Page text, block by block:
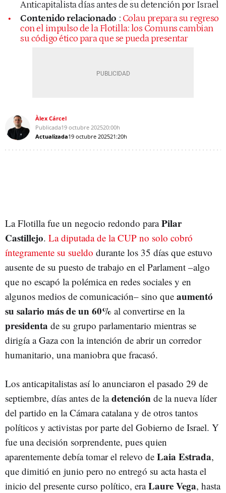
Anticapitalista días antes de su detención por Israel
Contenido relacionado : Colau prepara su regreso
con el impulso de la Flotilla: los Comuns cambian
su código ético para que se pueda presentar
Àlex Cárcel
Publicada19 octubre 202520:00h
Actualizada19 octubre 202521:20h
La Flotilla fue un negocio redondo paraPilar
Castillejo. La diputada de la CUP no solo cobró
íntegramente su sueldo durante los 35 días que estuvo
ausente de su puesto de trabajo en el Parlament –algo
que no escapó la polémica en redes sociales y en
algunos medios de comunicación– sino que aumentó
su salario más de un 60% al convertirse en la
presidenta de su grupo parlamentario mientras se
dirigía a Gaza con la intención de abrir un corredor
humanitario, una maniobra que fracasó.
Los anticapitalistas así lo anunciaron el pasado 29 de
septiembre, días antes de ladetención de la nueva líder
del partido en la Cámara catalana y de otros tantos
políticos y activistas por parte del Gobierno de Israel. Y
fue una decisión sorprendente, pues quien
aparentemente debía tomar el relevo de Laia Estrada,
que dimitió en junio pero no entregó su acta hasta el
inicio del presente curso político, eraLaure Vega, hasta